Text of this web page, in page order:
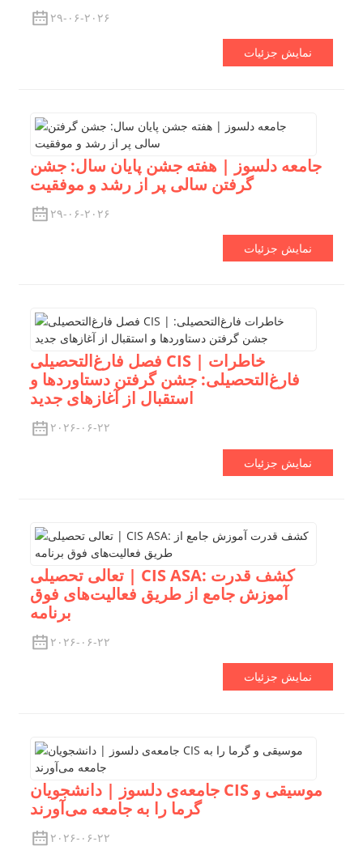
۲۹-۰۶-۲۰۲۶
نمایش جزئیات
جامعه دلسوز | هفته جشن پایان سال: جشن
گرفتن سالی پر از رشد و موفقیت
۲۹-۰۶-۲۰۲۶
نمایش جزئیات
فصل فارغ‌التحصیلی CIS | خاطرات
فارغ‌التحصیلی: جشن گرفتن دستاوردها و
استقبال از آغازهای جدید
۲۰۲۶-۰۶-۲۲
نمایش جزئیات
تعالی تحصیلی | CIS ASA: کشف قدرت
آموزش جامع از طریق فعالیت‌های فوق
برنامه
۲۰۲۶-۰۶-۲۲
نمایش جزئیات
جامعه‌ی دلسوز | دانشجویان CIS موسیقی و
گرما را به جامعه می‌آورند
۲۰۲۶-۰۶-۲۲